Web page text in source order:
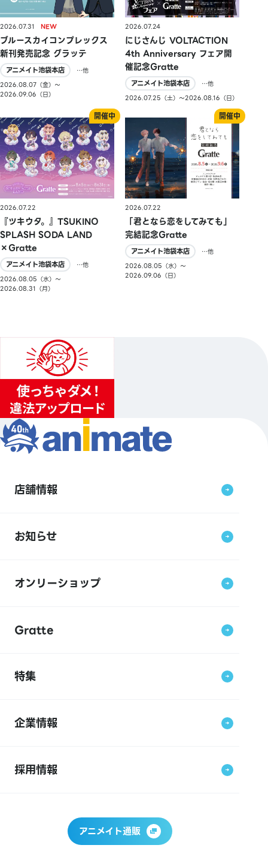
2026.07.31
ブルースカイコンプレックス
新刊発売記念 グラッテ
アニメイト池袋本店
…他
2026.08.07（金）〜
2026.09.06（日）
2026.07.24
にじさんじ VOLTACTION
4th Anniversary フェア開
催記念Gratte
アニメイト池袋本店
…他
2026.07.25（土）〜2026.08.16（日）
2026.07.22
『ツキウタ。』TSUKINO
SPLASH SODA LAND
×Gratte
アニメイト池袋本店
…他
2026.08.05（水）〜
2026.08.31（月）
2026.07.22
「君となら恋をしてみても」
完結記念Gratte
アニメイト池袋本店
…他
2026.08.05（水）〜
2026.09.06（日）
店舗情報
お知らせ
オンリーショップ
Gratte
特集
企業情報
採用情報
アニメイト通販